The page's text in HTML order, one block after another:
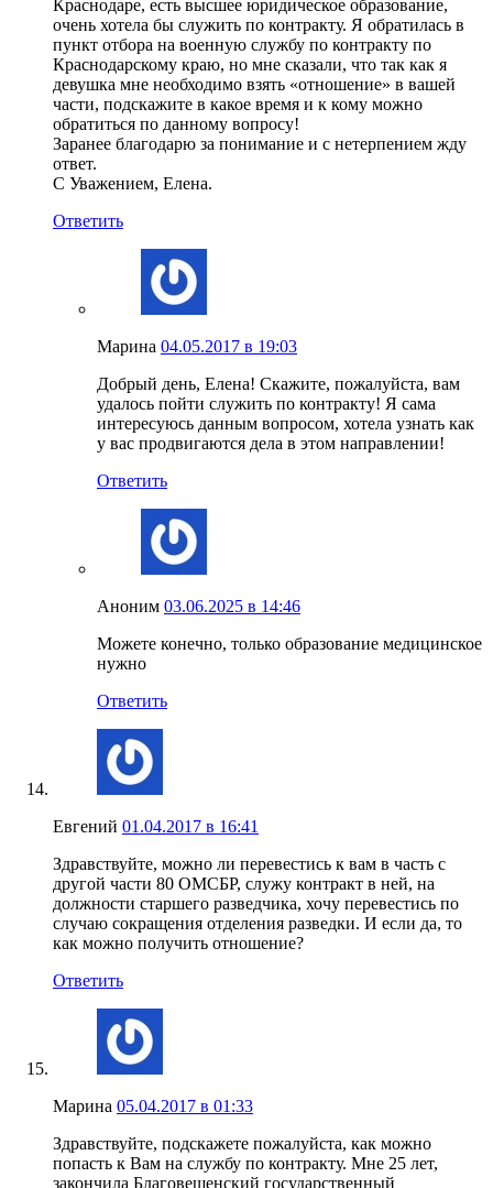
Краснодаре, есть высшее юридическое образование,
очень хотела бы служить по контракту. Я обратилась в
пункт отбора на военную службу по контракту по
Краснодарскому краю, но мне сказали, что так как я
девушка мне необходимо взять «отношение» в вашей
части, подскажите в какое время и к кому можно
обратиться по данному вопросу!
Заранее благодарю за понимание и с нетерпением жду
ответ.
С Уважением, Елена.
Ответить
Марина 04.05.2017 в 19:03
Добрый день, Елена! Скажите, пожалуйста, вам
удалось пойти служить по контракту! Я сама
интересуюсь данным вопросом, хотела узнать как
у вас продвигаются дела в этом направлении!
Ответить
Аноним 03.06.2025 в 14:46
Можете конечно, только образование медицинское
нужно
Ответить
Евгений 01.04.2017 в 16:41
Здравствуйте, можно ли перевестись к вам в часть с
другой части 80 ОМСБР, служу контракт в ней, на
должности старшего разведчика, хочу перевестись по
случаю сокращения отделения разведки. И если да, то
как можно получить отношение?
Ответить
Марина 05.04.2017 в 01:33
Здравствуйте, подскажете пожалуйста, как можно
попасть к Вам на службу по контракту. Мне 25 лет,
закончила Благовещенский государственный